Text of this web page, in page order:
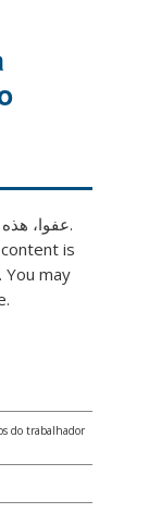
عفوا،.
is
may
do trabalhador